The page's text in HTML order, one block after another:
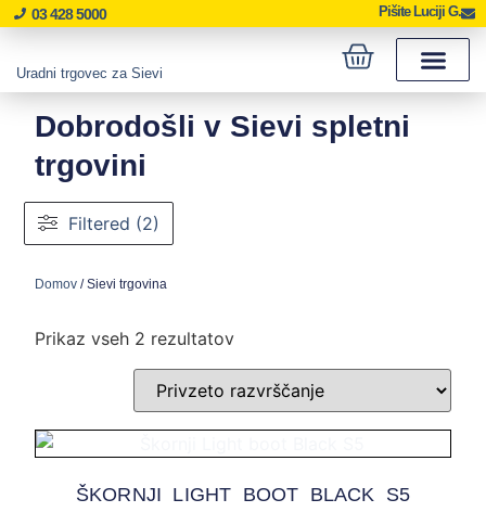
03 428 5000 Pišite Luciji G.
Uradni trgovec za Sievi
Dobrodošli v Sievi spletni
trgovini
Filtered (2)
Domov / Sievi trgovina
Prikaz vseh 2 rezultatov
ŠKORNJI LIGHT BOOT BLACK S5